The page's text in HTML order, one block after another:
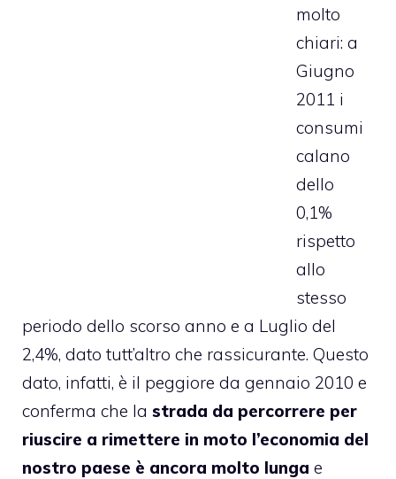
molto
chiari: a
Giugno
2011 i
consumi
calano
dello
0,1%
rispetto
allo
stesso
periodo dello scorso anno e a Luglio del
2,4%, dato tutt’altro che rassicurante. Questo
dato, infatti, è il peggiore da gennaio 2010 e
conferma che la strada da percorrere per
riuscire a rimettere in moto l’economia del
nostro paese è ancora molto lunga e